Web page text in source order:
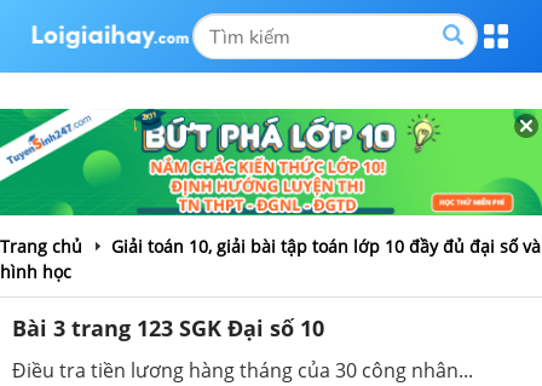
Trang chủ
Giải toán 10, giải bài tập toán lớp 10 đầy đủ đại số và
hình học
Bài 3 trang 123 SGK Đại số 10
Điều tra tiền lương hàng tháng của 30 công nhân...